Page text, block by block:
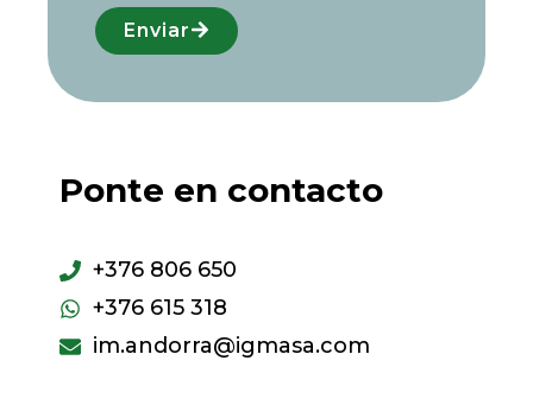
Ponte en contacto
+376 806 650
+376 615 318
im.andorra@igmasa.com
Enviar